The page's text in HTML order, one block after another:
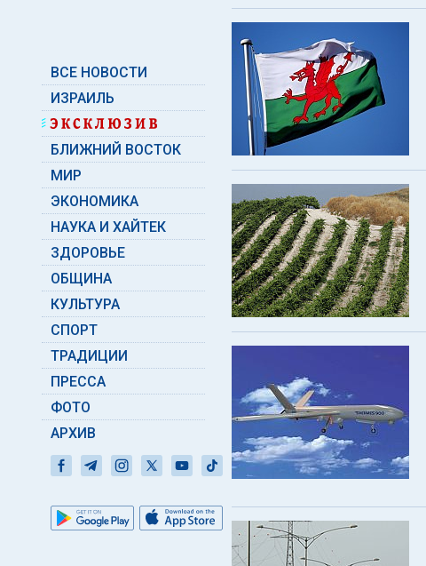
ВСЕ НОВОСТИ
ИЗРАИЛЬ
БЛИЖНИЙ ВОСТОК
МИР
ЭКОНОМИКА
НАУКА И ХАЙТЕК
ЗДОРОВЬЕ
ОБЩИНА
КУЛЬТУРА
СПОРТ
ТРАДИЦИИ
ПРЕССА
ФОТО
АРХИВ